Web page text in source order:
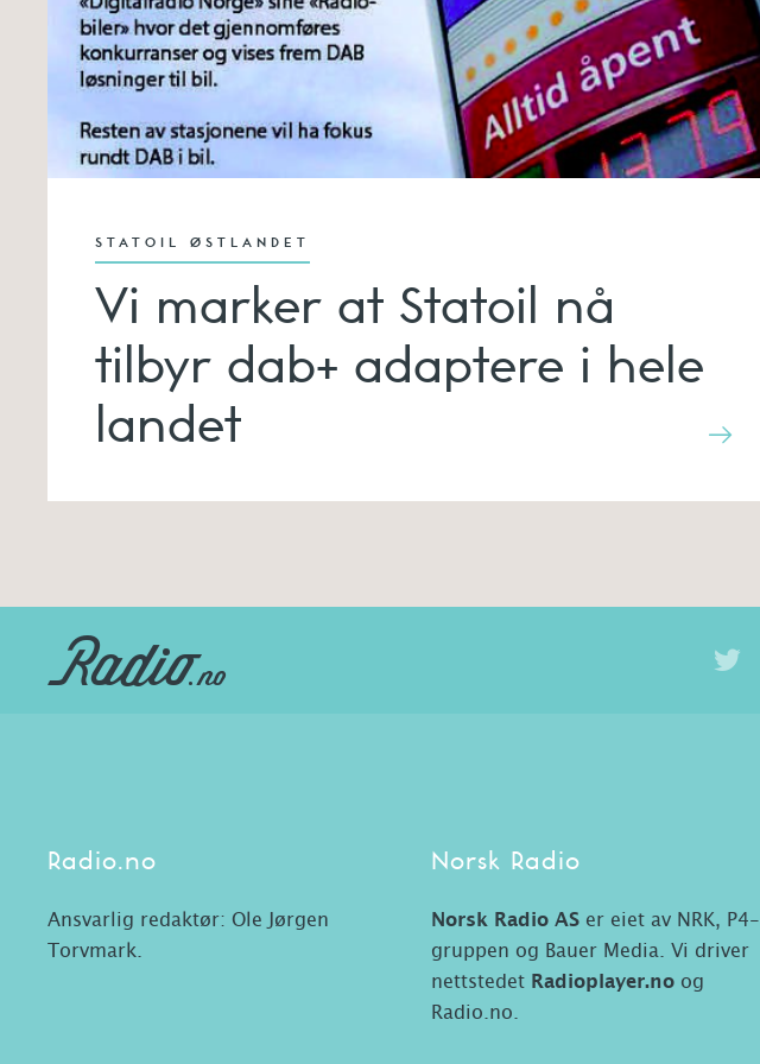
STATOIL ØSTLANDET
Vi marker at Statoil nå
tilbyr dab+ adaptere i hele
landet
Radio.no
Ansvarlig redaktør: Ole Jørgen
Torvmark.
Norsk Radio
Norsk Radio AS er eiet av NRK, P4-
gruppen og Bauer Media. Vi driver
nettstedet Radioplayer.no og
Radio.no.